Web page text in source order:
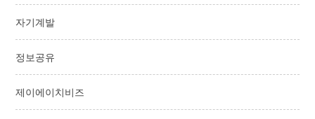
자기계발
정보공유
제이에이치비즈